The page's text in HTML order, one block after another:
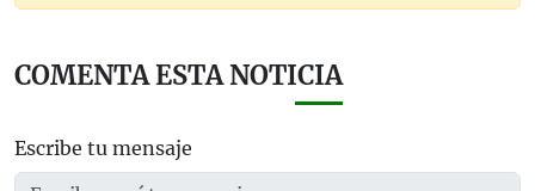
COMENTA ESTA NOTICIA
Escribe tu mensaje